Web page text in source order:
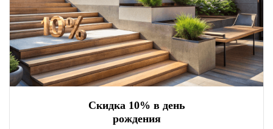
Скидка 10% в день
рождения